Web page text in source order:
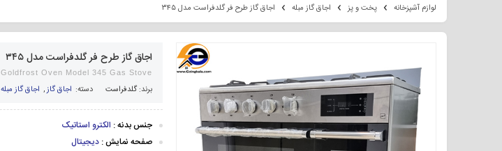
لوازم آشپزخانه پخت و پز اجاق گاز مبله اجاق گاز طرح فر گلدفراست مدل ۳۴۵
اجاق گاز طرح فر گلدفراست مدل ۳۴۵
Goldfrost Oven Model 345 Gas Stove
برند:گلدفراست دسته: اجاق گاز, اجاق گاز مبله
جنس بدنه : الکترو استاتیک
صفحه نمایش : دیجیتال